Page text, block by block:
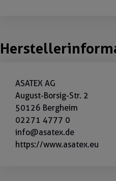
ASATEX AG
August-Borsig-Str. 2
50126 Bergheim
02271 4777 0
info@asatex.de
https://www.asatex.eu